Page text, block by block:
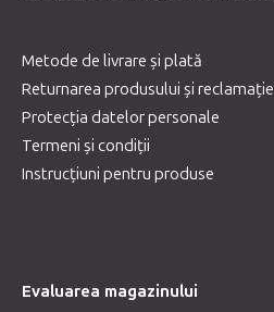
Metode de livrare și plată
Returnarea produsului și reclamație
Protecția datelor personale
Termeni și condiții
Instrucțiuni pentru produse
Evaluarea magazinului